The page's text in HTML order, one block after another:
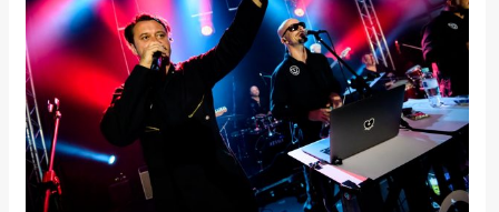
Lifestyle
Beauty
Fashion
Zdravlje
Za